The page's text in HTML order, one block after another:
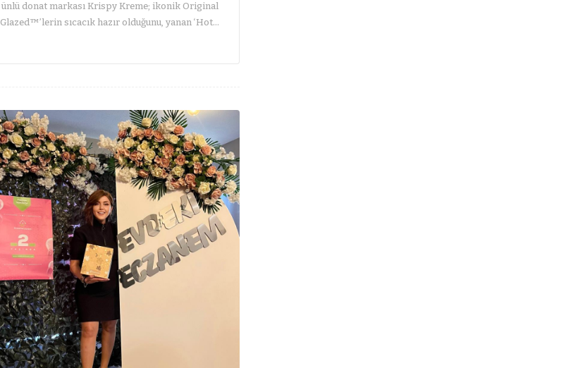
ünlü donat markası Krispy Kreme; ikonik Original
Glazed™’lerin sıcacık hazır olduğunu, yanan ‘Hot…